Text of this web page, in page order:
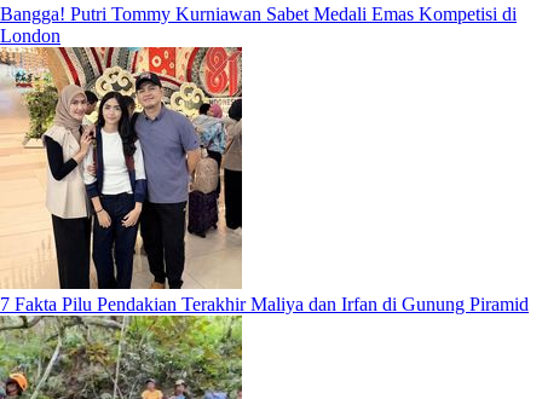
Bangga! Putri Tommy Kurniawan Sabet Medali Emas Kompetisi di
London
7 Fakta Pilu Pendakian Terakhir Maliya dan Irfan di Gunung Piramid